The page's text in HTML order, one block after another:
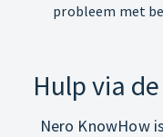
probleem met
Hulp via
Nero KnowHow